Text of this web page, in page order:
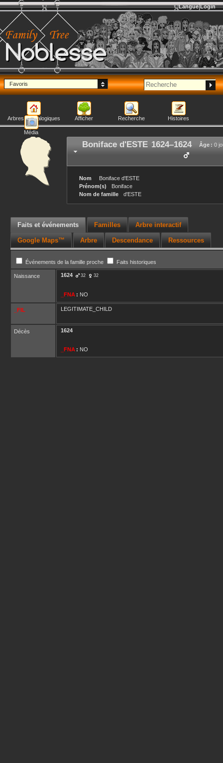
Noblesse
Langue Login
Favoris
Arbres généalogiques Afficher Recherche Histoires
Média
Boniface d'ESTE Âge : 0
1624–1624
Nom Boniface d'ESTE
Prénom(s)
Boniface
Nom de famille
d'ESTE
Faits et événements Familles Arbre interactif
Google Maps™ Arbre Descendance Ressources
Événements de la famille proche Faits historiques
Naissance 1624 32 32
_FNA : NO
_FIL LEGITIMATE_CHILD
Décès 1624
_FNA : NO